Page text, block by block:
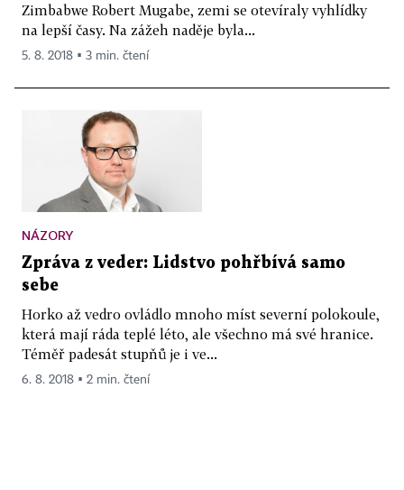
Zimbabwe Robert Mugabe, zemi se otevíraly vyhlídky
na lepší časy. Na zážeh naděje byla...
5. 8. 2018 ▪ 3 min. čtení
NÁZORY
Zpráva z veder: Lidstvo pohřbívá samo
sebe
Horko až vedro ovládlo mnoho míst severní polokoule,
která mají ráda teplé léto, ale všechno má své hranice.
Téměř padesát stupňů je i ve...
6. 8. 2018 ▪ 2 min. čtení